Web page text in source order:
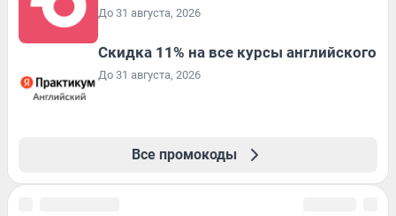
До 31 августа, 2026
Скидка 11% на все курсы английского
До 31 августа, 2026
Все промокоды